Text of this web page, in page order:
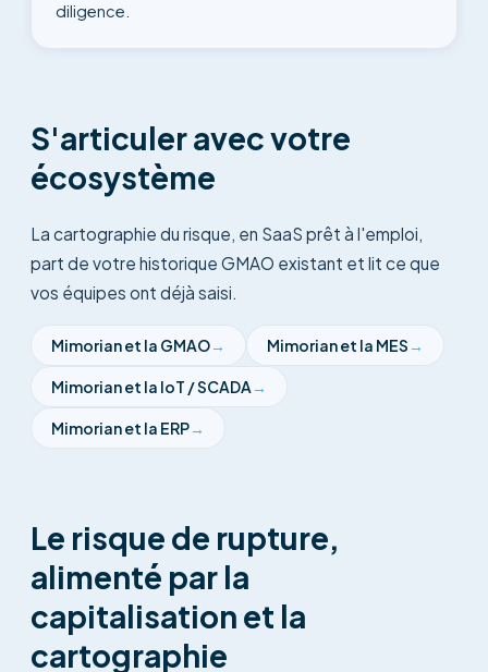
diligence.
S'articuler avec votre
écosystème
La cartographie du risque, en SaaS prêt à l'emploi,
part de votre historique GMAO existant et lit ce que
vos équipes ont déjà saisi.
Mimorian et la GMAO→ Mimorian et la MES→
Mimorian et la IoT / SCADA→
Mimorian et la ERP→
Le risque de rupture,
alimenté par la
capitalisation et la
cartographie